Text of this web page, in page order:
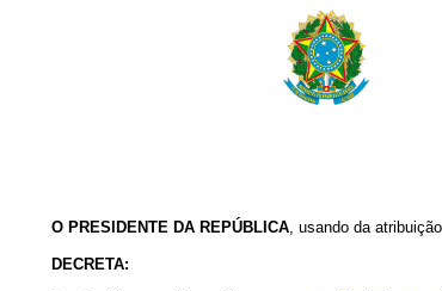
O PRESIDENTE DA REPÚBLICA, usando da
DECRETA: